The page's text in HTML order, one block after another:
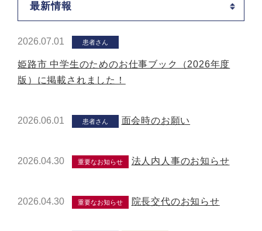
最新情報
2026.07.01 患者さん
姫路市 中学生のためのお仕事ブック（2026年度
版）に掲載されました！
2026.06.01 患者さん 面会時のお願い
2026.04.30 重要なお知らせ 法人内人事のお知らせ
2026.04.30 重要なお知らせ 院長交代のお知らせ